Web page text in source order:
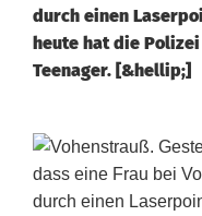
durch einen
heute hat die
Teenager. [&hellip;]